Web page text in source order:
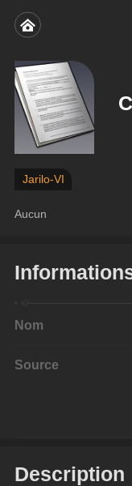
Jarilo-VI
Aucun
Nom
Source
Description